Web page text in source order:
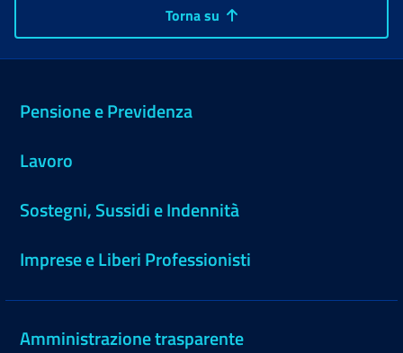
Torna su
Pensione e Previdenza
Lavoro
Sostegni, Sussidi e Indennità
Imprese e Liberi Professionisti
Amministrazione trasparente